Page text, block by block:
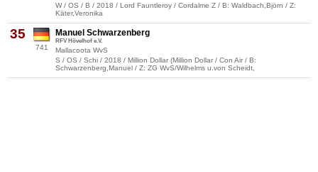
W / OS / B / 2018 / Lord Fauntleroy / Cordalme Z / B: Waldbach,Björn / Z:
Käter,Veronika
35
741
Manuel Schwarzenberg
RFV Hövelhof e.V.
Mallacoota WvS
S / OS / Schi / 2018 / Million Dollar (Million Dollar / Con Air / B:
Schwarzenberg,Manuel / Z: ZG WvS/Wilhelms u.von Scheidt,